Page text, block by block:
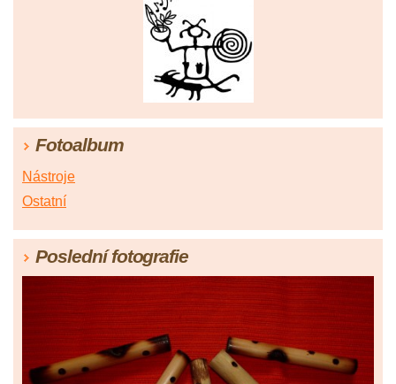
Fotoalbum
Nástroje
Ostatní
Poslední fotografie